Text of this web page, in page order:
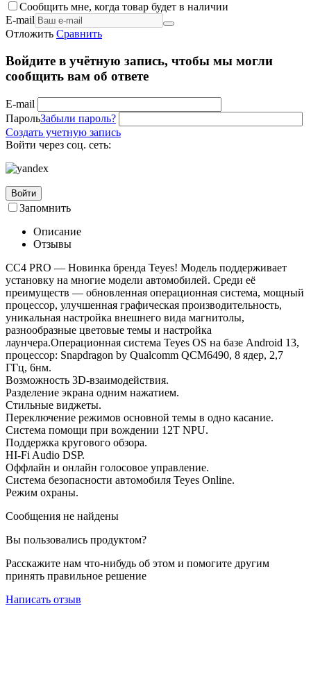
Сообщить мне, когда товар будет в наличии
E-mail
Отложить Сравнить
Войдите в учётную запись, чтобы мы могли
сообщить вам об ответе
E-mail
ПарольЗабыли пароль?
Создать учетную запись
Войти через соц. сеть:
Войти
Запомнить
Описание
Отзывы
СС4 PRO — Новинка бренда Teyes! Модель поддерживает
установку на многие модели автомобилей. Среди её
преимуществ — обновленная операционная система, мощный
процессор, улучшенная графическая производительность,
уникальная настройка внешнего вида магнитолы,
разнообразные цветовые темы и настройка
лаунчера.Операционная система Teyes OS на базе Android 13,
процессор: Snapdragon by Qualcomm QCM6490, 8 ядер, 2,7
ГГц, 6нм.
Возможность 3D-взаимодействия.
Разделение экрана одним нажатием.
Стильные виджеты.
Переключение режимов основной темы в одно касание.
Система помощи при вождении 12T NPU.
Поддержка кругового обзора.
HI-Fi Audio DSP.
Оффлайн и онлайн голосовое управление.
Система безопасности автомобиля Teyes Online.
Режим охраны.
Сообщения не найдены
Вы пользовались продуктом?
Расскажите нам что-нибудь об этом и помогите другим
принять правильное решение
Написать отзыв